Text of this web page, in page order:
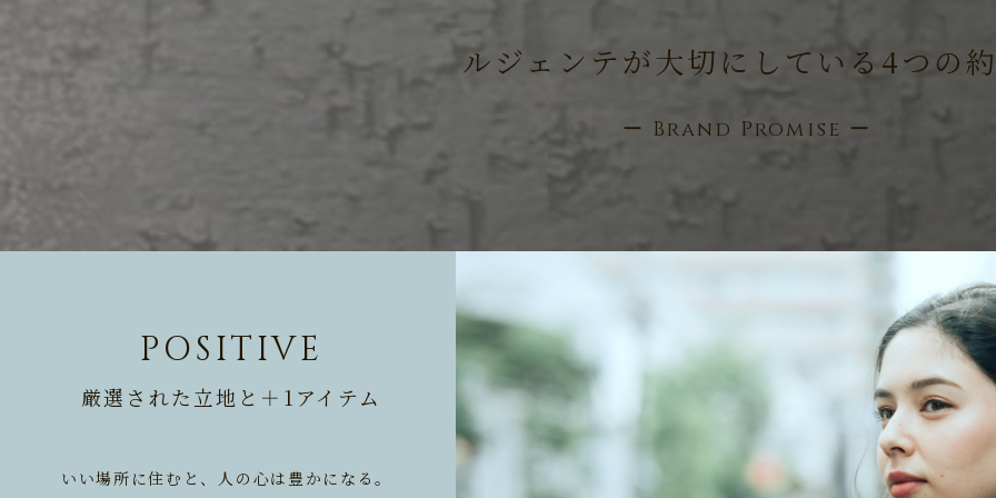
ルジェンテが大切に している4つの
ー Brand Promise ー
POSITIVE
厳選された立地と＋1アイテム
いい場所に住むと、人の心は豊かになる。